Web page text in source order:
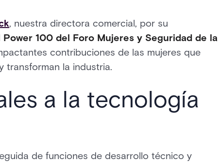
, nuestra directora comercial, por su
Power 100 del Foro Mujeres y Seguridad de la
contribuciones de las mujeres que
transforman la industria.
a la tecnología
de funciones de desarrollo técnico y